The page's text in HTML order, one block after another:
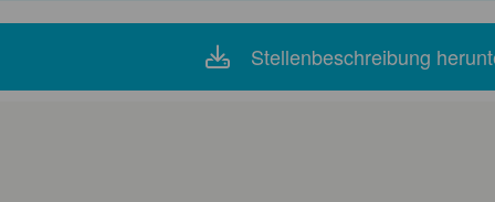
Stellenbeschreibung